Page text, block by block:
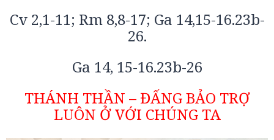
Cv 2,1-11; Rm 8,8-17; Ga 14,15-16.23b-
26.
Ga 14, 15-16.23b-26
THÁNH THẦN – ĐẤNG BẢO TRỢ
LUÔN Ở VỚI CHÚNG TA